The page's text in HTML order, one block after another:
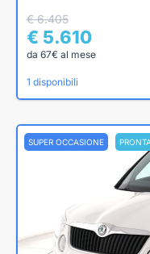
€ 6.405
€ 5.610
da 67€ al mese
1 disponibili
SUPER OCCASIONE